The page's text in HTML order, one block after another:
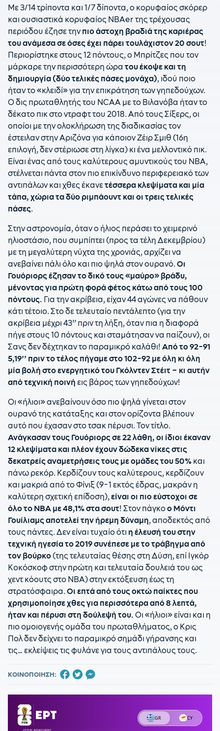
Με 3/14 τρίποντα και 1/7 δίποντα, ο κορυφαίος σκόρερ
και ουσιαστικά κορυφαίος ΝΒΑer της τρέχουσας
περιόδου έζησε τηνπιο άστοχη βραδιά της καριέρας
του ανάμεσα σε όσες έχει πάρει τουλάχιστον 20 σουτ!
Περιορίστηκε στους 12 πόντους, ο Μπρίτζες που τον
μάρκαρε την περισσότερη ώρα του έκοψε και τη
δημιουργία (δύο τελικές πάσες μονάχα), ιδού ποιο
ήταν το «κλειδί» για την επικράτηση των γηπεδούχων.
Ο δις πρωταθλητής του NCAA με το Βιλανόβα ήταν το
δέκατο πικ στο ντραφτ του 2018. Από τους Σίξερς, οι
οποίοι με την ολοκλήρωση της διαδικασίας τον
έστειλαν στην Αριζόνα για κάποιον Ζέιρ Σμιθ (16η
επιλογή, δεν στέριωσε στη λίγκα) κι ένα μελλοντικό πικ.
Είναι ένας από τους καλύτερους αμυντικούς του ΝΒΑ,
στέλνεται πάντα στον πιο επικίνδυνο περιφερειακό των
αντιπάλων και χθες έκανετέσσερα κλεψίματα και μία
τάπα, χώρια τα δύο ριμπάουντ και οι τρεις τελικές
πάσες.
Στην αστρονομία, όταν ο ήλιος περάσει το χειμερινό
ηλιοστάσιο, που συμπίπτει (προς τα τέλη Δεκεμβρίου)
με τη μεγαλύτερη νύχτα της χρονιάς, αρχίζει να
ανεβαίνει πάλι όλο και πιο ψηλά στον ουρανό. Οι
Γουόριορς έζησαν το δικό τους «μαύρο» βράδυ,
μένοντας για πρώτη φορά φέτος κάτω από τους 100
πόντους. Για την ακρίβεια, είχαν 44 αγώνες να πάθουν
κάτι τέτοιο. Στο δε τελευταίο πεντάλεπτο (για την
ακρίβεια μέχρι 43’’ πριν τη λήξη, όταν πια η διαφορά
πήγε στους 10 πόντους και σταμάτησαν να παίζουν), οι
Σανς δεν δέχτηκαν το παραμικρό καλάθι! Από το 92-91
5,19’’ πριν το τέλος πήγαμε στο 102-92 με όλη κι όλη
μία βολή στο ενεργητικό του Γκόλντεν Στέιτ – κι αυτήν
από τεχνική ποινή εις βάρος των γηπεδούχων!
Οι «ήλιοι» ανεβαίνουν όσο πιο ψηλά γίνεται στον
ουρανό της κατάταξης και στον ορίζοντα βλέπουν
αυτό που έχασαν στο τσακ πέρυσι. Τον τίτλο.
Ανάγκασαν τους Γουόριορς σε 22 λάθη, οι ίδιοι έκαναν
12 κλεψίματα και πλέον έχουν δώδεκα νίκες στις
δεκατρείς αναμετρήσεις τους με ομάδες του 50% και
πάνω ρεκόρ. Κερδίζουν τους καλύτερους, κερδίζουν
και μακριά από το Φίνιξ (9-1 εκτός έδρας, μακράν η
καλύτερη σχετική επίδοση), είναι οι πιο εύστοχοι σε
όλο το ΝΒΑ με 48,1% στα σουτ! Στον πάγκοο Μόντι
Γουίλιαμς αποτελεί την ήρεμη δύναμη, αποδεκτός από
τους πάντες. Δεν είναι τυχαίο ότι η έλευσή του στην
τεχνική ηγεσία το 2019 συνέπεσε με το τράβηγμα από
τον βούρκο (της τελευταίας θέσης στη Δύση, επί Ιγκόρ
Κοκόσκοφ στην πρώτη και τελευταία δουλειά του ως
χεντ κόουτς στο ΝΒΑ) στην εκτόξευση έως τη
στρατόσφαιρα. Οι επτά από τους οκτώ παίκτες που
χρησιμοποίησε χθες για περισσότερα από 8 λεπτά,
ήταν και πέρυσι στη δούλεψή του. Οι «ήλιοι» είναι και η
πιο ομοιογενής ομάδα του πρωταθλήματος, ο Κρις
Πολ δεν δείχνει το παραμικρό σημάδι γήρανσης και
τις… εκλείψεις τις φυλάνε για τους αντιπάλους τους.
ΚΟΙΝΟΠΟΙΗΣΗ: